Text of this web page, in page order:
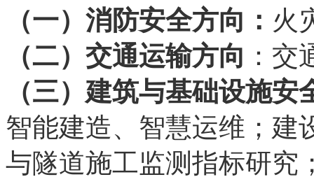
（一）消防安全方向： 火
（二）交通运输方向 ：
（三）建筑与基础设施安
智能建造、智慧运维；建
与隧道施工监测指标研究